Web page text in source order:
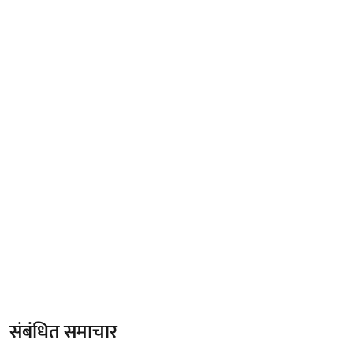
संबंधित समाचार